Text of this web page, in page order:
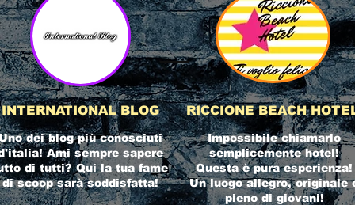
INTERNATIONAL BLOG
dei blog più conosciuti
Ami sempre sapere
di tutti? Qui la tua fame
di scoop sarà soddisfatta!
RICCIONE BEACH
Impossibile chiamarlo
semplicemente hotel!
Questa è pura esperienza!
Un luogo allegro, originale
pieno di giovani!